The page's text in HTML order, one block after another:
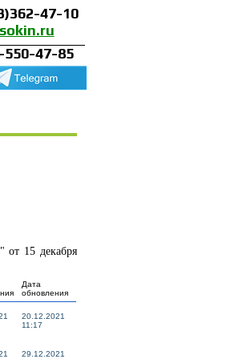
47-10
550-47-85
15 декабря
Дата
обновления
20.12.2021
11:17
29.12.2021